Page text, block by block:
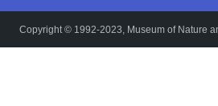
Copyright © 1992-2023, Museum of Nature